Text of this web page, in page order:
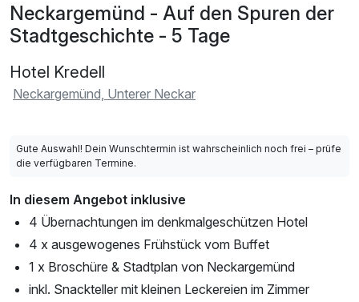
Neckargemünd - Auf den Spuren der
Stadtgeschichte - 5 Tage
Hotel Kredell
Neckargemünd, Unterer Neckar
Gute Auswahl! Dein Wunschtermin ist wahrscheinlich noch frei – prüfe
die verfügbaren Termine.
In diesem Angebot inklusive
4 Übernachtungen im denkmalgeschützen Hotel
4 x ausgewogenes Frühstück vom Buffet
1 x Broschüre & Stadtplan von Neckargemünd
inkl. Snackteller mit kleinen Leckereien im Zimmer